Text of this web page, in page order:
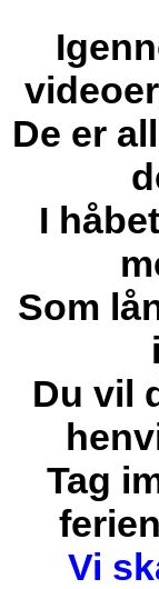
De er
I
Som
Du vil
Tag
Vi